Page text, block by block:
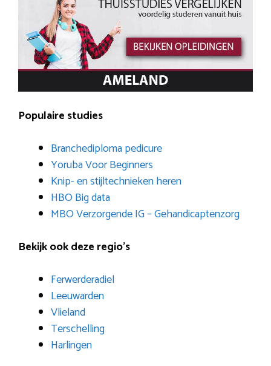
Populaire studies
Branchediploma pedicure
Yoruba Voor Beginners
Knip- en stijltechnieken heren
HBO Big data
MBO Verzorgende IG – Gehandicaptenzorg
Bekijk ook deze regio’s
Ferwerderadiel
Leeuwarden
Vlieland
Terschelling
Harlingen